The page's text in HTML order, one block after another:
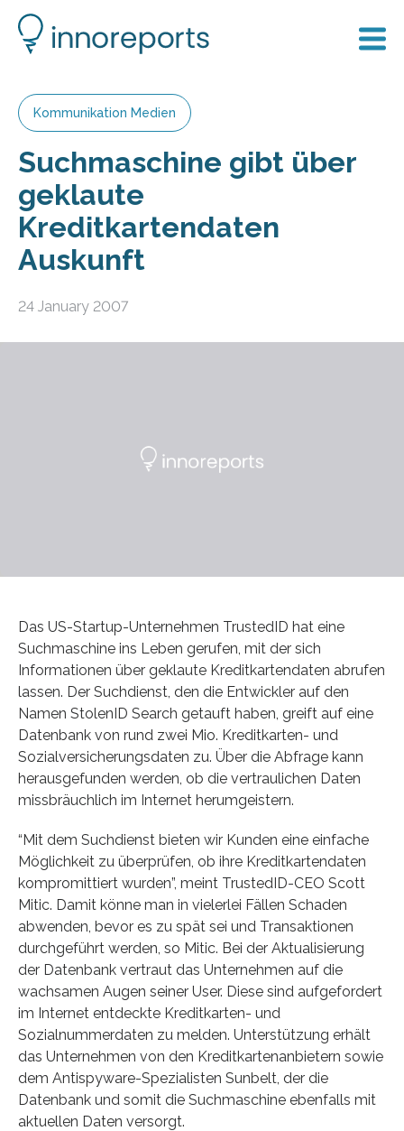
Kommunikation Medien
Suchmaschine gibt über
geklaute
Kreditkartendaten
Auskunft
24 January 2007
Das US-Startup-Unternehmen TrustedID hat eine
Suchmaschine ins Leben gerufen, mit der sich
Informationen über geklaute Kreditkartendaten abrufen
lassen. Der Suchdienst, den die Entwickler auf den
Namen StolenID Search getauft haben, greift auf eine
Datenbank von rund zwei Mio. Kreditkarten- und
Sozialversicherungsdaten zu. Über die Abfrage kann
herausgefunden werden, ob die vertraulichen Daten
missbräuchlich im Internet herumgeistern.
“Mit dem Suchdienst bieten wir Kunden eine einfache
Möglichkeit zu überprüfen, ob ihre Kreditkartendaten
kompromittiert wurden”, meint TrustedID-CEO Scott
Mitic. Damit könne man in vielerlei Fällen Schaden
abwenden, bevor es zu spät sei und Transaktionen
durchgeführt werden, so Mitic. Bei der Aktualisierung
der Datenbank vertraut das Unternehmen auf die
wachsamen Augen seiner User. Diese sind aufgefordert
im Internet entdeckte Kreditkarten- und
Sozialnummerdaten zu melden. Unterstützung erhält
das Unternehmen von den Kreditkartenanbietern sowie
dem Antispyware-Spezialisten Sunbelt, der die
Datenbank und somit die Suchmaschine ebenfalls mit
aktuellen Daten versorgt.